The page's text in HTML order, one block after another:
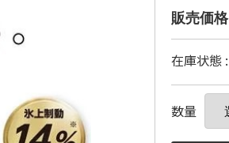
販売価格
在庫状態
数量